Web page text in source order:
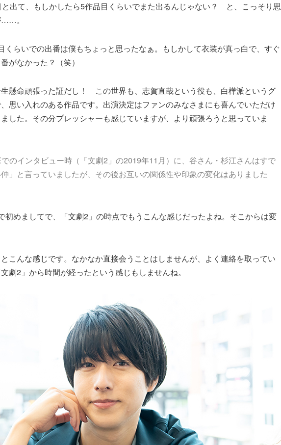
と出て、もしかしたら5作品目くらいでまた出るんじゃない？ と、こっそり思
……。
くらいでの出番は僕もちょっと思ったなぁ。もしかして衣装が真っ白で、すぐ
がなかった？（笑）
生懸命頑張った証だし！ この世界も、志賀直哉という役も、白樺派というグ
思い入れのある作品です。出演決定はファンのみなさまにも喜んでいただけ
した。その分プレッシャーも感じていますが、より頑張ろうと思っていま
のインタビュー時（「文劇2」の2019年11月）に、谷さん・杉江さんはすで
」と言っていましたが、その後お互いの関係性や印象の変化はありました
初めましてで、「文劇2」の時点でもうこんな感じだったよね。そこからは変
とこんな感じです。なかなか直接会うことはしませんが、よく連絡を取ってい
劇2」から時間が経ったという感じもしませんね。